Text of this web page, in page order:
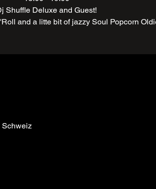
Shuffle Deluxe and Guest!
and a litte bit of jazzy Soul Popcorn
Schweiz